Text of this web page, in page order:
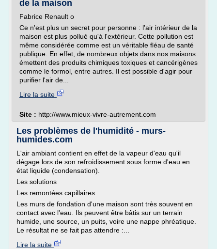
de la maison
Fabrice Renault o
Ce n'est plus un secret pour personne : l'air intérieur de la
maison est plus pollué qu'à l'extérieur. Cette pollution est
même considérée comme est un véritable fléau de santé
publique. En effet, de nombreux objets dans nos maisons
émettent des produits chimiques toxiques et cancérigènes
comme le formol, entre autres. Il est possible d'agir pour
purifier l'air de...
Lire la suite
Site : http://www.mieux-vivre-autrement.com
Les problèmes de l'humidité - murs-
humides.com
L'air ambiant contient en effet de la vapeur d'eau qu'il
dégage lors de son refroidissement sous forme d'eau en
état liquide (condensation).
Les solutions
Les remontées capillaires
Les murs de fondation d'une maison sont très souvent en
contact avec l'eau. Ils peuvent être bâtis sur un terrain
humide, une source, un puits, voire une nappe phréatique.
Le résultat ne se fait pas attendre :...
Lire la suite